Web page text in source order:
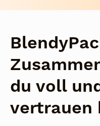
du voll
vertrauen